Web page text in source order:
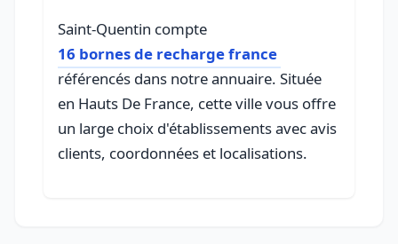
Saint-Quentin compte
16 bornes de recharge france
référencés dans notre annuaire. Située
en Hauts De France, cette ville vous offre
un large choix d'établissements avec avis
clients, coordonnées et localisations.